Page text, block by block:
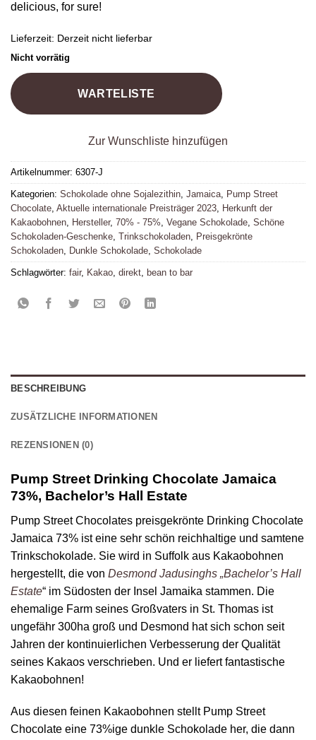
delicious, for sure!
Lieferzeit: Derzeit nicht lieferbar
Nicht vorrätig
WARTELISTE
Zur Wunschliste hinzufügen
Artikelnummer: 6307-J
Kategorien: Schokolade ohne Sojalezithin, Jamaica, Pump Street
Chocolate, Aktuelle internationale Preisträger 2023, Herkunft der
Kakaobohnen, Hersteller, 70% - 75%, Vegane Schokolade, Schöne
Schokoladen-Geschenke, Trinkschokoladen, Preisgekrönte
Schokoladen, Dunkle Schokolade, Schokolade
Schlagwörter: fair, Kakao, direkt, bean to bar
BESCHREIBUNG
ZUSÄTZLICHE INFORMATIONEN
REZENSIONEN (0)
Pump Street Drinking Chocolate Jamaica
73%, Bachelor’s Hall Estate
Pump Street Chocolates preisgekrönte Drinking Chocolate
Jamaica 73% ist eine sehr schön reichhaltige und samtene
Trinkschokolade. Sie wird in Suffolk aus Kakaobohnen
hergestellt, die von Desmond Jadusinghs „Bachelor’s Hall
Estate“ im Südosten der Insel Jamaika stammen. Die
ehemalige Farm seines Großvaters in St. Thomas ist
ungefähr 300ha groß und Desmond hat sich schon seit
Jahren der kontinuierlichen Verbesserung der Qualität
seines Kakaos verschrieben. Und er liefert fantastische
Kakaobohnen!
Aus diesen feinen Kakaobohnen stellt Pump Street
Chocolate eine 73%ige dunkle Schokolade her, die dann